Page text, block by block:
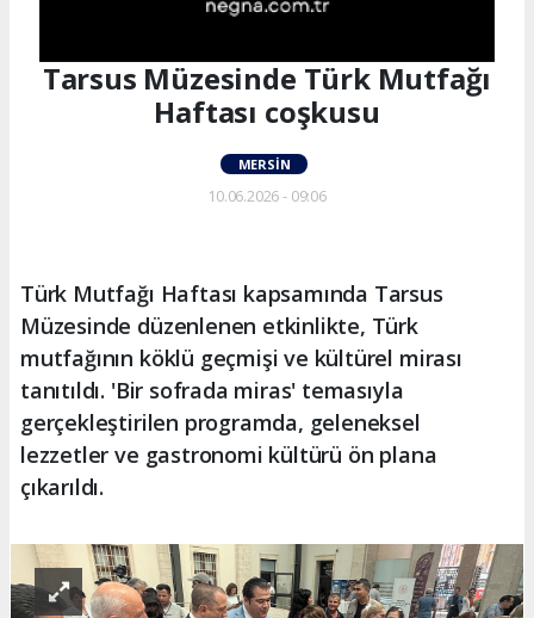
Tarsus Müzesinde Türk Mutfağı
Haftası coşkusu
MERSIN
10.06.2026 - 09:06
Türk Mutfağı Haftası kapsamında Tarsus
Müzesinde düzenlenen etkinlikte, Türk
mutfağının köklü geçmişi ve kültürel mirası
tanıtıldı. 'Bir sofrada miras' temasıyla
gerçekleştirilen programda, geleneksel
lezzetler ve gastronomi kültürü ön plana
çıkarıldı.